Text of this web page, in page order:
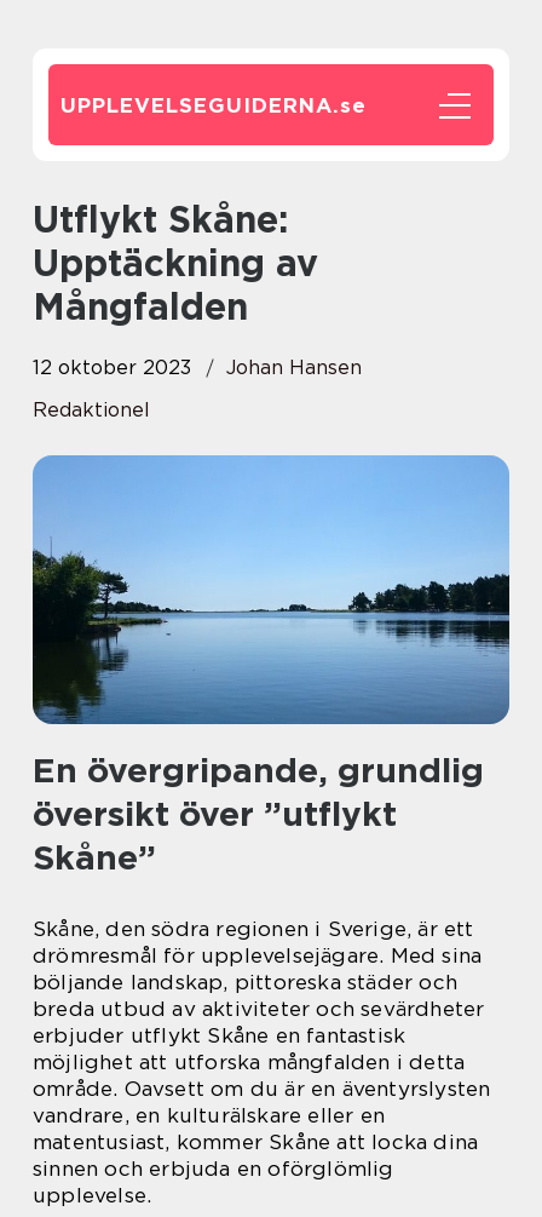
UPPLEVELSEGUIDERNA.se
Utflykt Skåne:
Upptäckning av
Mångfalden
12 oktober 2023
Johan Hansen
Redaktionel
En övergripande, grundlig
översikt över ”utflykt
Skåne”
Skåne, den södra regionen i Sverige, är ett
drömresmål för upplevelsejägare. Med sina
böljande landskap, pittoreska städer och
breda utbud av aktiviteter och sevärdheter
erbjuder utflykt Skåne en fantastisk
möjlighet att utforska mångfalden i detta
område. Oavsett om du är en äventyrslysten
vandrare, en kulturälskare eller en
matentusiast, kommer Skåne att locka dina
sinnen och erbjuda en oförglömlig
upplevelse.